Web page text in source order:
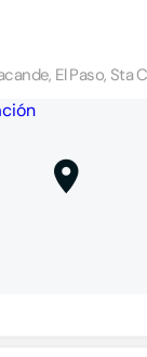
El Paso, Sta